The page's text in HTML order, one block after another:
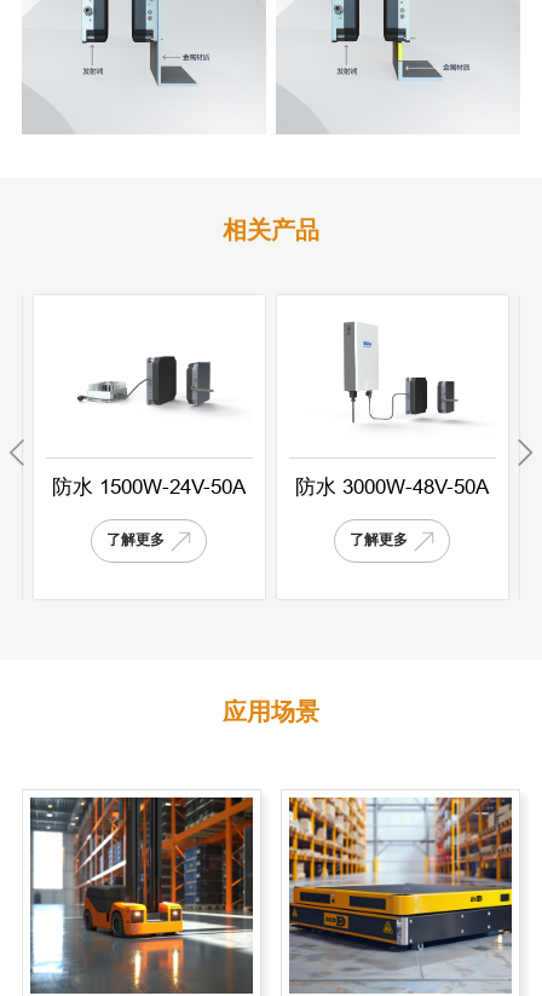
相关产品
防水 1500W-24V-50A
了解更多
防水 3000W-48V-50A
了解更多
应用场景